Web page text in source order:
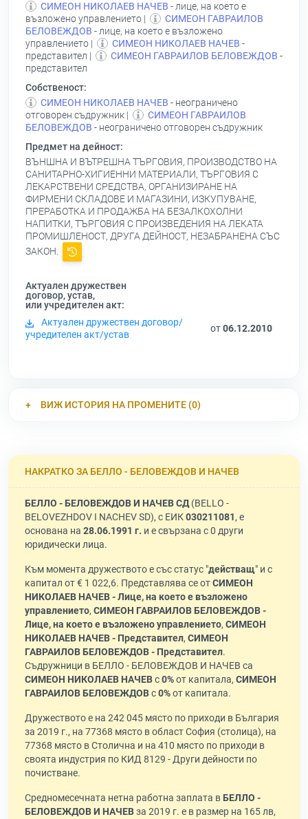
СИМЕОН НИКОЛАЕВ НАЧЕВ - лице, на което е
възложено управлението |
СИМЕОН ГАВРАИЛОВ
БЕЛОВЕЖДОВ - лице, на което е възложено
управлението |
СИМЕОН НИКОЛАЕВ НАЧЕВ -
представител |
СИМЕОН ГАВРАИЛОВ БЕЛОВЕЖДОВ -
представител
Собственост:
СИМЕОН НИКОЛАЕВ НАЧЕВ - неограничено
отговорен съдружник |
СИМЕОН ГАВРАИЛОВ
БЕЛОВЕЖДОВ - неограничено отговорен съдружник
Предмет на дейност:
ВЪНШНА И ВЪТРЕШНА ТЪРГОВИЯ, ПРОИЗВОДСТВО НА
САНИТАРНО-ХИГИЕННИ МАТЕРИАЛИ, ТЪРГОВИЯ С
ЛЕКАРСТВЕНИ СРЕДСТВА, ОРГАНИЗИРАНЕ НА
ФИРМЕНИ СКЛАДОВЕ И МАГАЗИНИ, ИЗКУПУВАНЕ,
ПРЕРАБОТКА И ПРОДАЖБА НА БЕЗАЛКОХОЛНИ
НАПИТКИ, ТЪРГОВИЯ С ПРОИЗВЕДЕНИЯ НА ЛЕКАТА
ПРОМИШЛЕНОСТ, ДРУГА ДЕЙНОСТ, НЕЗАБРАНЕНА СЪС
ЗАКОН.
Актуален дружествен
договор, устав,
или учредителен акт:
Актуален дружествен договор/
учредителен акт/устав
от06.12.2010
ВИЖ ИСТОРИЯ НА ПРОМЕНИТЕ (0)
НАКРАТКО ЗА БЕЛЛО - БЕЛОВЕЖДОВ И НАЧЕВ
БЕЛЛО - БЕЛОВЕЖДОВ И НАЧЕВ СД(BELLO -
BELOVEZHDOV I NACHEV SD), с ЕИК030211081, е
основана на 28.06.1991 г. и е свързана с 0 други
юридически лица.
Към момента дружеството е със статус "действащ" и с
капитал от € 1 022,6. Представлява се отСИМЕОН
НИКОЛАЕВ НАЧЕВ - Лице, на което е възложено
управлението, СИМЕОН ГАВРАИЛОВ БЕЛОВЕЖДОВ -
Лице, на което е възложено управлението, СИМЕОН
НИКОЛАЕВ НАЧЕВ - Представител, СИМЕОН
ГАВРАИЛОВ БЕЛОВЕЖДОВ - Представител.
Съдружници в БЕЛЛО - БЕЛОВЕЖДОВ И НАЧЕВ са
СИМЕОН НИКОЛАЕВ НАЧЕВс0%от капитала, СИМЕОН
ГАВРАИЛОВ БЕЛОВЕЖДОВс0%от капитала.
Дружеството е на 242 045 място по приходи в България
за 2019 г., на 77368 място в област София (столица), на
77368 място в Столична и на 410 място по приходи в
своята индустрия по КИД 8129 - Други дейности по
почистване.
Средномесечната нетна работна заплата вБЕЛЛО -
БЕЛОВЕЖДОВ И НАЧЕВза 2019 г. е в размер на 165 лв,